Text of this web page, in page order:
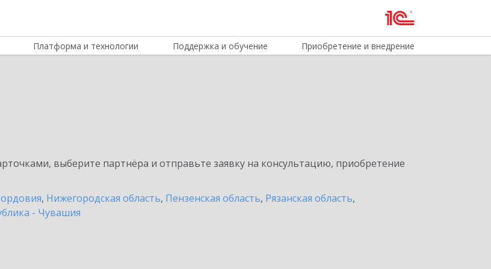
Платформа и технологии Поддержка и обучение Приобретение и внедрение
выберите партнёра и отправьте заявку на консультацию, приобретение
, Нижегородская область, Пензенская область, Рязанская область,
- Чувашия